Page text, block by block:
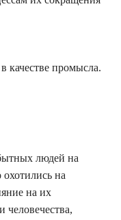
качестве промысла.
людей на
на
на их
человечества,